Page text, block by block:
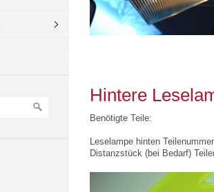
Hintere
Benötigte Teile:
Leselampe hinten
Distanzstück (bei Bedarf)